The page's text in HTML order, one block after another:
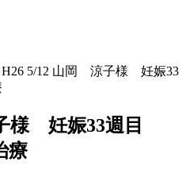
H26 5/12 山岡 涼子様 妊娠33
様 妊娠33週目
療